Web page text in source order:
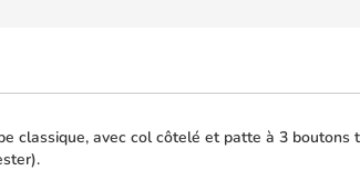
classique, avec col côtelé et patte à 3